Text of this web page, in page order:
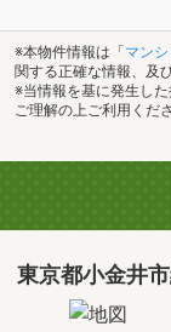
※本物件情報は「 マン
関する正確な情報、及
※当情報を基に発生し
ご理解の上ご利用くださ
東京都小金井